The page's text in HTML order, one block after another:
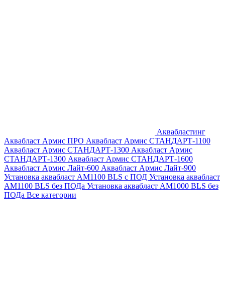
Аквабластинг
Аквабласт Армис ПРО Аквабласт Армис СТАНДАРТ-1100
Аквабласт Армис СТАНДАРТ-1300 Аквабласт Армис
СТАНДАРТ-1300 Аквабласт Армис СТАНДАРТ-1600
Аквабласт Армис Лайт-600 Аквабласт Армис Лайт-900
Установка аквабласт AM1100 BLS с ПОД Установка аквабласт
AM1100 BLS без ПОДа Установка аквабласт AM1000 BLS без
ПОДа Все категории